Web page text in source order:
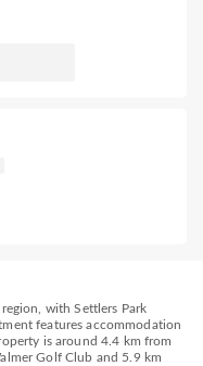
with Settlers Park
features accommodation
is around 4.4 km from
Golf Club and 5.9 km